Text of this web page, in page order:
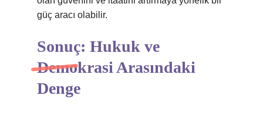
güç aracı olabilir.
Sonuç: Hukuk ve
Demokrasi Arasındaki
Denge